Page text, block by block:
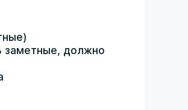
заметные, должно